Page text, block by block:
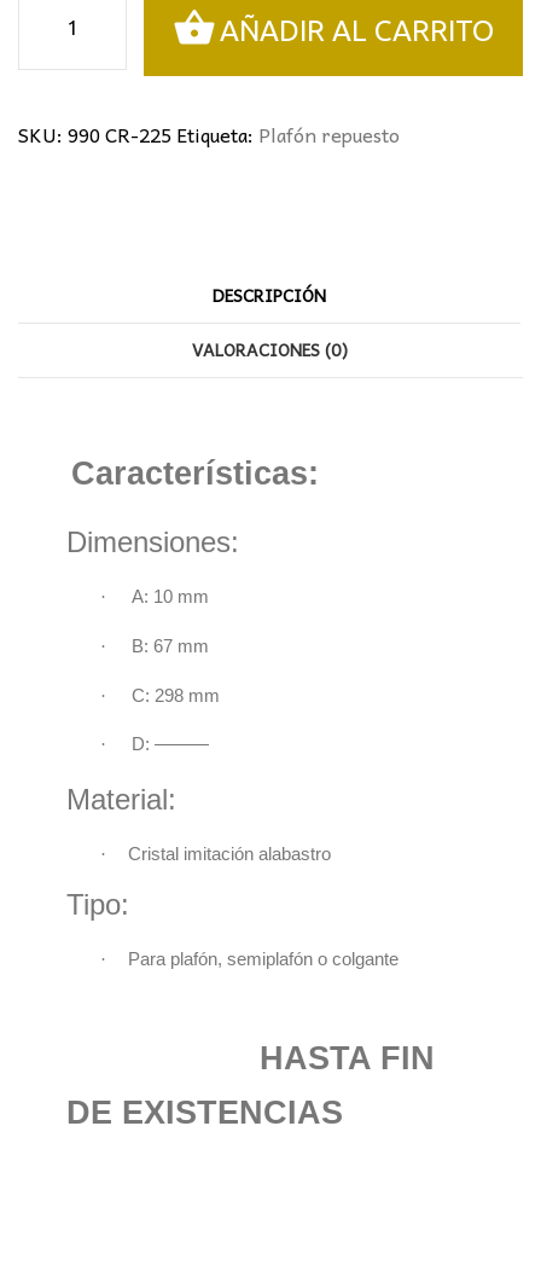
plafón
AÑADIR AL CARRITO
SKU: 990 CR-225 Etiqueta: Plafón repuesto
DESCRIPCIÓN
VALORACIONES (0)
Características:
Dimensiones:
· A: 10 mm
· B: 67 mm
· C: 298 mm
· D: ———
Material:
· Cristal imitación alabastro
Tipo:
· Para plafón, semiplafón o colgante
HASTA FIN
DE EXISTENCIAS